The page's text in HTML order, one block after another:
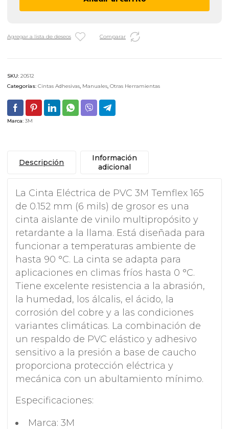
165
19
M
/
AMARILLA
cantidad
Agregar a lista de deseos Comparar
SKU: 20512
Categorías: Cintas Adhesivas, Manuales, Otras Herramientas
Marca: 3M
Descripción
Información
adicional
La Cinta Eléctrica de PVC 3M Temflex 165
de 0.152 mm (6 mils) de grosor es una
cinta aislante de vinilo multipropósito y
retardante a la llama. Está diseñada para
funcionar a temperaturas ambiente de
hasta 90 °C. La cinta se adapta para
aplicaciones en climas fríos hasta 0 °C.
Tiene excelente resistencia a la abrasión,
la humedad, los álcalis, el ácido, la
corrosión del cobre y a las condiciones
variantes climáticas. La combinación de
un respaldo de PVC elástico y adhesivo
sensitivo a la presión a base de caucho
proporciona protección eléctrica y
mecánica con un abultamiento mínimo.
Especificaciones:
Marca: 3M